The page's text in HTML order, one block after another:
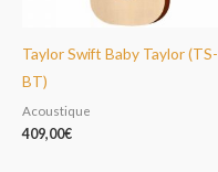
Taylor Swift Baby Taylor (TS-
BT)
Acoustique
409,00€